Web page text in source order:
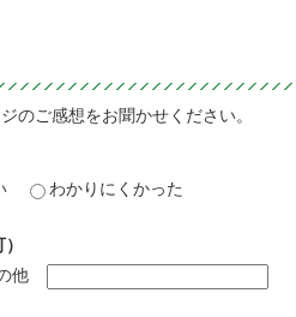
のご感想をお聞かせください。
わかりにくかった
他